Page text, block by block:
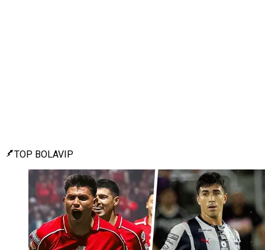
TOP BOLAVIP